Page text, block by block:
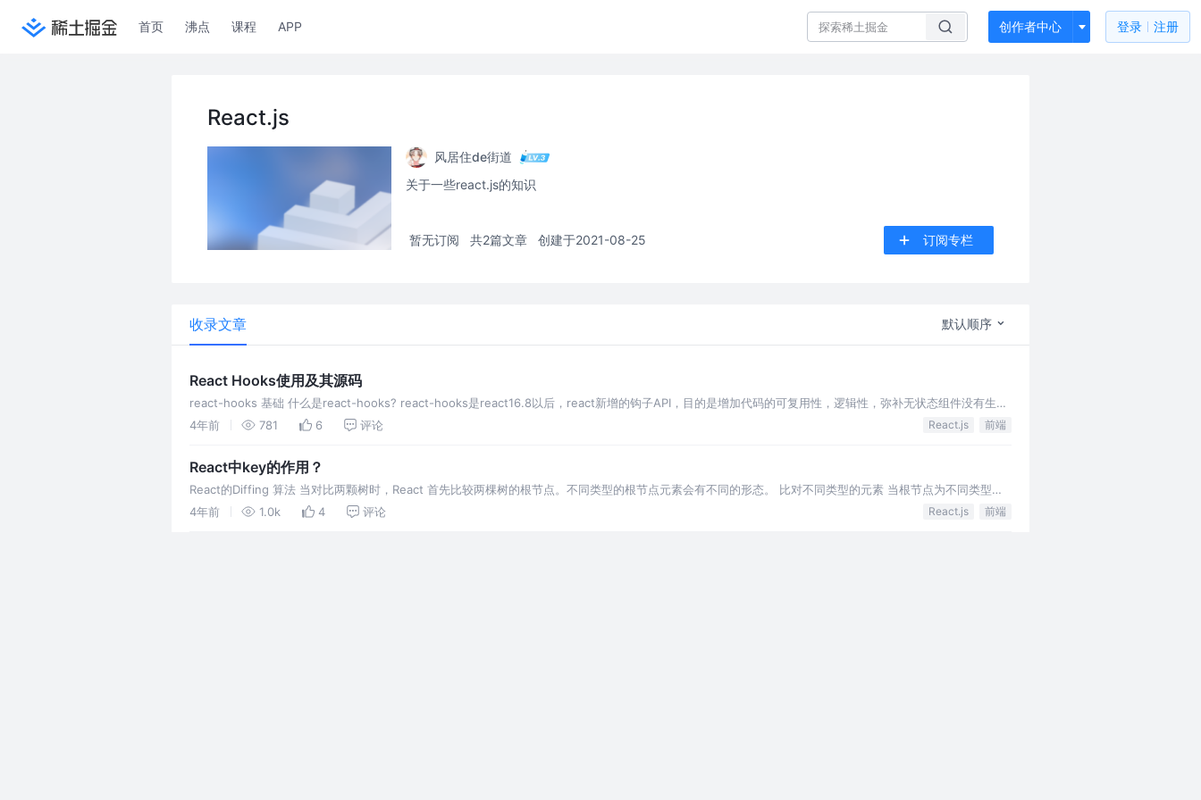
首页 沸点 课程 APP 创作者中心 登录 注册
React.js
风居住de街道
关于一些react.js的知识
暂无订阅 共2篇文章 创建于2021-08-25 订阅专栏
收录文章 默认顺序
React Hooks使用及其源码
react-hooks 基础 什么是react-hooks? react-hooks是react16.8以后，react新增的钩子API，目的是增加代码的可复用性，逻辑性，弥补无状态组件没有生命
周期，
4年前 781 6 评论 React.js 前端
React中key的作用？
React的Diffing 算法 当对比两颗树时，React 首先比较两棵树的根节点。不同类型的根节点元素会有不同的形态。 比对不同类型的元素 当根节点为不同类型的
元素时，React 会拆卸原有的树并
4年前 1.0k 4 评论 React.js 前端